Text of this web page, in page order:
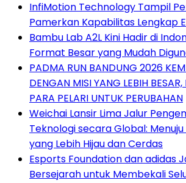
InfiMotion Technology Tampil
Pamerkan Kapabilitas Lengkap
Bambu Lab A2L Kini Hadir di
Format Besar yang Mudah
PADMA RUN BANDUNG 2026
DENGAN MISI YANG LEBIH
PARA PELARI UNTUK PERUBAHAN
Weichai Lansir Lima Jalur
Teknologi secara Global:
yang Lebih Hijau dan Cerdas
Esports Foundation dan adidas
Bersejarah untuk Membekali